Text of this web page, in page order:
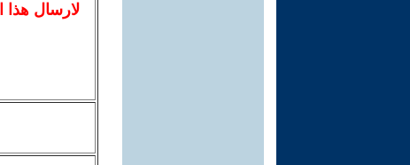
لارسالهذا